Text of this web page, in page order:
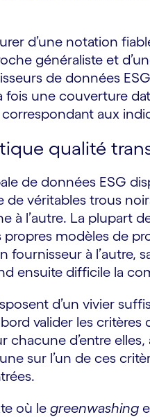
d’une notation
généraliste et
de données
fois une couverture
aux
qualité
de données ESG
de véritables trous
à l’autre. La plupart
propres modèles de
fournisseur à l’autre,
ensuite difficile la
d’un vivier
valider les
chacune d’entre
sur l’un de ces
où le greenwashing